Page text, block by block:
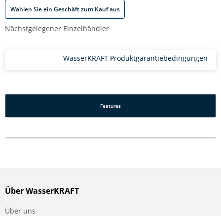
Wählen Sie ein Geschäft zum Kauf aus
Nächstgelegener Einzelhändler
WasserKRAFT Produktgarantiebedingungen
Features
Über WasserKRAFT
Über uns